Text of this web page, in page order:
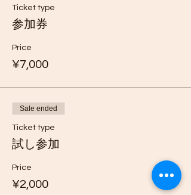
Ticket type
参加券
Price
¥7,000
Sale ended
Ticket type
試し参加
Price
¥2,000